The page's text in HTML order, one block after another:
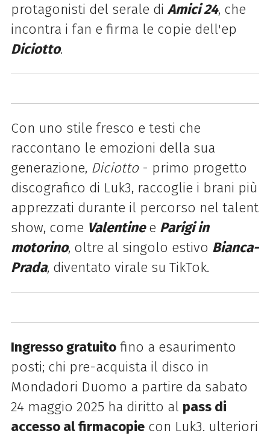
protagonisti del serale di Amici 24, che
incontra i fan e firma le copie dell'ep
Diciotto.
Con uno stile fresco e testi che
raccontano le emozioni della sua
generazione, Diciotto - primo progetto
discografico di Luk3, raccoglie i brani più
apprezzati durante il percorso nel talent
show, come Valentinee Parigi in
motorino, oltre al singolo estivo Bianca-
Prada, diventato virale su TikTok.
Ingresso gratuitofino a esaurimento
posti; chi pre-acquista il disco in
Mondadori Duomo a partire da sabato
24 maggio 2025 ha diritto al pass di
accesso al firmacopiecon Luk3. ulteriori